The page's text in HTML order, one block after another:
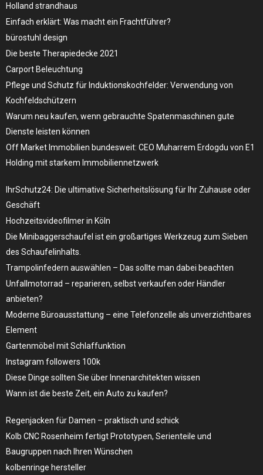
Holland strandhaus
Einfach erklärt: Was macht ein Frachtführer?
bürostuhl design
Die beste Therapiedecke 2021
Carport Beleuchtung
Pflege und Schutz für Induktionskochfelder: Verwendung von
Kochfeldschützern
Warum neu kaufen, wenn gebrauchte Spatenmaschinen gute
Dienste leisten können
Off Market Immobilien bundesweit: CEO Muharrem Erdogdu von E1
Holding mit starkem Immobiliennetzwerk
IhrSchutz24: Die ultimative Sicherheitslösung für Ihr Zuhause oder
Geschäft
Hochzeitsvideofilmer in Köln
Die Minibaggerschaufel ist ein großartiges Werkzeug zum Sieben
des Schaufelinhalts.
Trampolinfedern auswählen – Das sollte man dabei beachten
Unfallmotorrad – reparieren, selbst verkaufen oder Händler
anbieten?
Moderne Büroausstattung – eine Telefonzelle als unverzichtbares
Element
Gartenmöbel mit Schlaffunktion
Instagram followers 100k
Diese Dinge sollten Sie über Innenarchitekten wissen
Wann ist die beste Zeit, ein Auto zu kaufen?
Regenjacken für Damen – praktisch und schick
Kolb CNC Rosenheim fertigt Prototypen, Serienteile und
Baugruppen nach Ihren Wünschen
kolbenringe hersteller